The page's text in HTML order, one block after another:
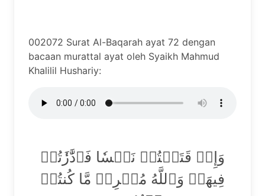
002072 Surat Al-Baqarah ayat 72 dengan
bacaan murattal ayat oleh Syaikh Mahmud
Khalilil Hushariy:
وَإِذۡ قَتَلۡتُمۡ نَفۡسٗا فَٱدَّٰرَٰٔتُمۡ
فِيهَاۖ وَٱللَّهُ مُخۡرِجٞ مَّا كُنتُمۡ